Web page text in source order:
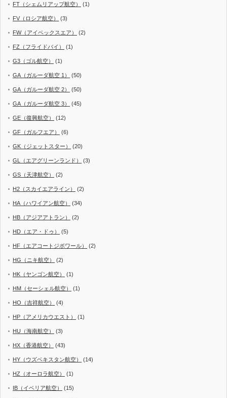
FT（シェムリアップ航空） (1)
FV（ロシア航空） (3)
FW（アイベックスエア） (2)
FZ（フライドバイ） (1)
G3（ゴル航空） (1)
GA（ガルーダ航空 1） (50)
GA（ガルーダ航空 2） (50)
GA（ガルーダ航空 3） (45)
GE（復興航空） (12)
GF（ガルフエア） (6)
GK（ジェットスター） (20)
GL（エアグリーンランド） (3)
GS（天津航空） (2)
H2（スカイエアライン） (2)
HA（ハワイアン航空） (34)
HB（アジアアトラン） (2)
HD（エア・ドゥ） (5)
HF（エアコートジボワール） (2)
HG（ニキ航空） (2)
HK（ヤンゴン航空） (1)
HM（セーシェル航空） (1)
HO（吉祥航空） (4)
HP（アメリカウエスト） (1)
HU（海南航空） (3)
HX（香港航空） (43)
HY（ウズベキスタン航空） (14)
HZ（オーロラ航空） (1)
IB（イベリア航空） (15)